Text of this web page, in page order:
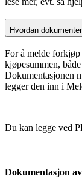
Hvordan
For å melde
kjøpesummen,
Dokumentasjonen
legger den inn i
Du kan legge ved
Dokumentasjon